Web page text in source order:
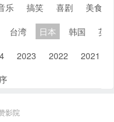
乐 搞笑 喜剧
美食
台湾 日本 韩国
英
2023 2022 2021
影院